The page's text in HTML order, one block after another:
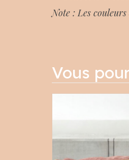
Note : Les
Vous